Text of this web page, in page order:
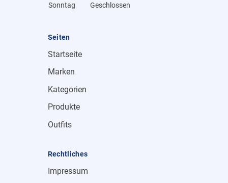
Sonntag
Geschlossen
Seiten
Startseite
Marken
Kategorien
Produkte
Outfits
Rechtliches
Impressum